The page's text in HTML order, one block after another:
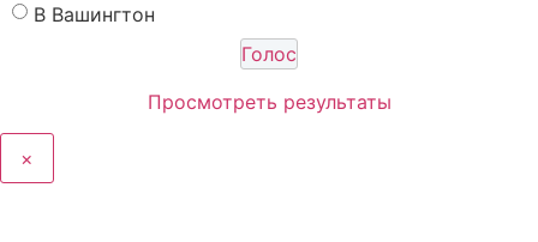
В Вашингтон
Просмотреть результаты
×